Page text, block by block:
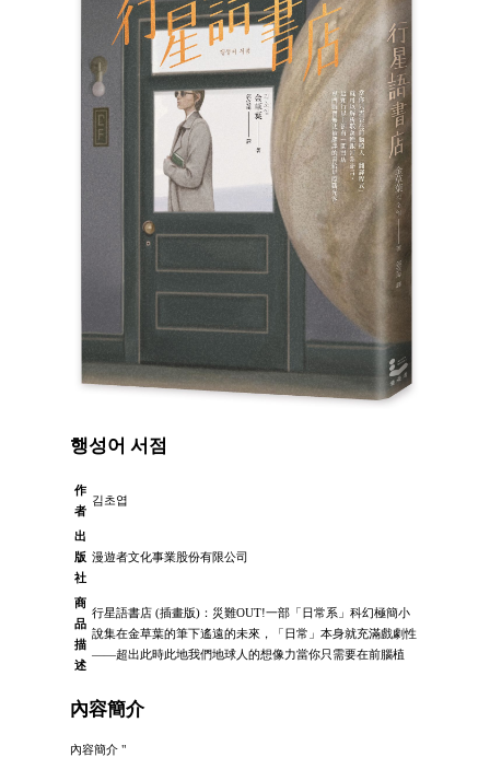
행성어 서점
作
者
김초엽
出
版
社
漫遊者文化事業股份有限公司
商
品
描
述
行星語書店 (插畫版)：災難OUT!一部「日常系」科幻極簡小
說集在金草葉的筆下遙遠的未來，「日常」本身就充滿戲劇性
——超出此時此地我們地球人的想像力當你只需要在前腦植
內容簡介
內容簡介 "